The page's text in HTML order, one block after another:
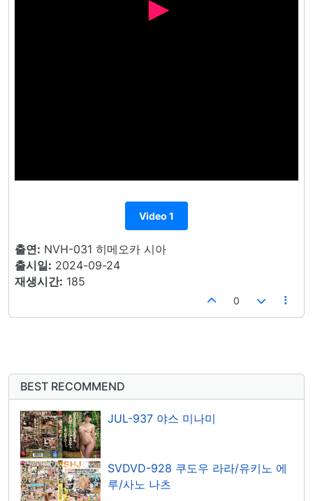
Video 1
출연: NVH-031 히메오카 시아
출시일: 2024-09-24
재생시간: 185
0
BEST RECOMMEND
JUL-937 야스 미나미
SVDVD-928 쿠도우 라라/유키노 에
루/사노 나츠